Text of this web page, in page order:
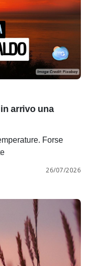
in arrivo una
Forse
26/07/2026